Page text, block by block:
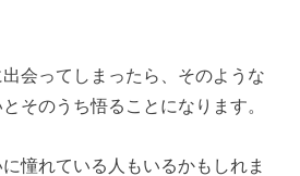
会ってしまったら、そのような
そのうち悟ることになります。
憧れている人もいるかもしれま